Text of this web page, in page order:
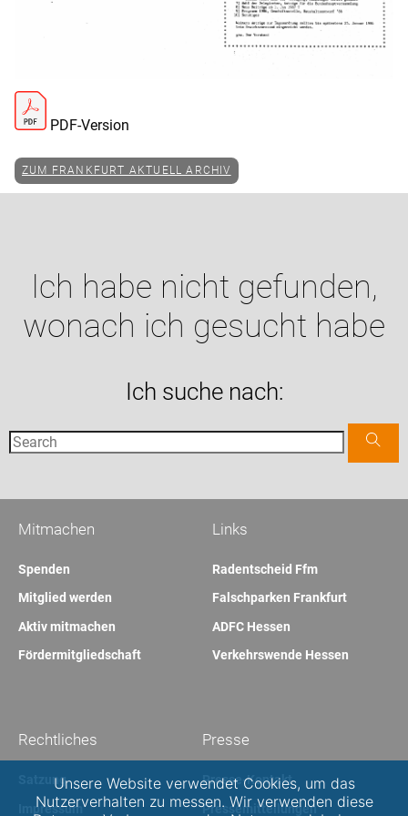
PDF-Version
ZUM FRANKFURT AKTUELL ARCHIV
Ich habe nicht gefunden,
wonach ich gesucht habe
Ich suche nach:
Links
Radentscheid Ffm
Falschparken Frankfurt
ADFC Hessen
Verkehrswende Hessen
Mitmachen
Spenden
Mitglied werden
Aktiv mitmachen
Fördermitgliedschaft
Presse
Presse-Kontakt
Pressemitteilungen
Rechtliches
Satzung
Impressum
Unsere Website verwendet Cookies, um das
Nutzerverhalten zu messen. Wir verwenden diese